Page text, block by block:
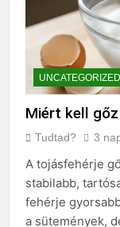
UNCATEGORIZED
Miért kell
Tudtad? 3
A tojásfehérje
stabilabb,
fehérje
a sütemények,